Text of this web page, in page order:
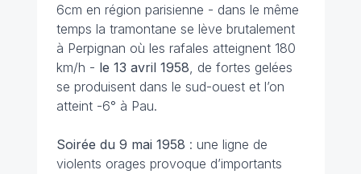
6cm en région parisienne - dans le même
temps la tramontane se lève brutalement
à Perpignan où les rafales atteignent 180
km/h - le 13 avril 1958, de fortes gelées
se produisent dans le sud-ouest et l’on
atteint -6° à Pau.
Soirée du 9 mai 1958 : une ligne de
violents orages provoque d’importants